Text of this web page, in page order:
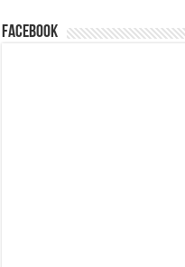
Facebook